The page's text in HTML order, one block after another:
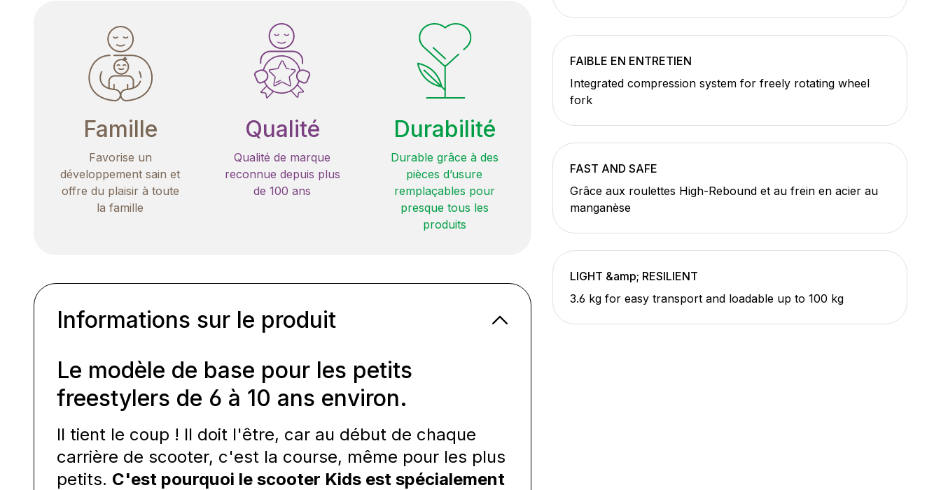
Famille
Favorise un
développement sain et
offre du plaisir à toute
la famille
Qualité
Qualité de marque
reconnue depuis plus
de 100 ans
Durabilité
Durable grâce à des
pièces d’usure
remplaçables pour
presque tous les
produits
FAIBLE EN ENTRETIEN
Integrated compression system for freely rotating wheel
fork
FAST AND SAFE
Grâce aux roulettes High-Rebound et au frein en acier au
manganèse
LIGHT &amp; RESILIENT
3.6 kg for easy transport and loadable up to 100 kg
Informations sur le produit
Le modèle de base pour les petits
freestylers de 6 à 10 ans environ.
Il tient le coup ! Il doit l'être, car au début de chaque
carrière de scooter, c'est la course, même pour les plus
petits. C'est pourquoi le scooter Kids est spécialement